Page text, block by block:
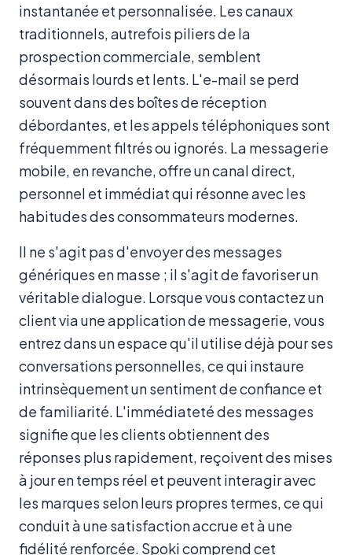
instantanée et personnalisée. Les canaux
traditionnels, autrefois piliers de la
prospection commerciale, semblent
désormais lourds et lents. L'e-mail se perd
souvent dans des boîtes de réception
débordantes, et les appels téléphoniques sont
fréquemment filtrés ou ignorés. La messagerie
mobile, en revanche, offre un canal direct,
personnel et immédiat qui résonne avec les
habitudes des consommateurs modernes.
Il ne s'agit pas d'envoyer des messages
génériques en masse ; il s'agit de favoriser un
véritable dialogue. Lorsque vous contactez un
client via une application de messagerie, vous
entrez dans un espace qu'il utilise déjà pour ses
conversations personnelles, ce qui instaure
intrinsèquement un sentiment de confiance et
de familiarité. L'immédiateté des messages
signifie que les clients obtiennent des
réponses plus rapidement, reçoivent des mises
à jour en temps réel et peuvent interagir avec
les marques selon leurs propres termes, ce qui
conduit à une satisfaction accrue et à une
fidélité renforcée. Spoki comprend cet